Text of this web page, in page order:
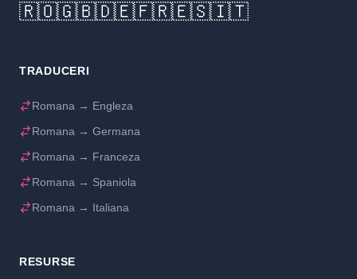
🇷🇴🇬🇧🇩🇪🇫🇷🇪🇸🇮🇹
TRADUCERI
Romana → Engleza
Romana → Germana
Romana → Franceza
Romana → Spaniola
Romana → Italiana
RESURSE